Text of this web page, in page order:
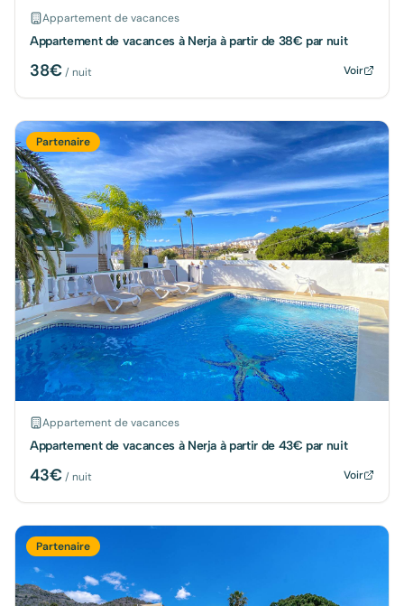
Appartement de vacances
Appartement de vacances à Nerja à partir de 38€ par nuit
38€/ nuit Voir
Partenaire
Appartement de vacances
Appartement de vacances à Nerja à partir de 43€ par nuit
43€/ nuit Voir
Partenaire